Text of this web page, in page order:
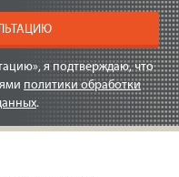
я подтверждаю, что
политики обработки
.